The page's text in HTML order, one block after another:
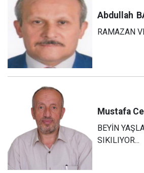
Abdullah
RAMAZAN
Mustafa
BEYİN
SIKILIYOR...